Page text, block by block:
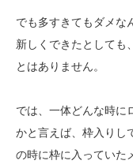
でも多すきてもダメな
新しくできたとしても
とはありません。
では、一体どんな時に
かと言えば、枠入りし
の時に枠に入っていた